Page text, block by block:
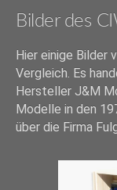
Bilder des
Hier einige Bilder
Vergleich. Es
Hersteller J&M
Modelle in den
über die Firma